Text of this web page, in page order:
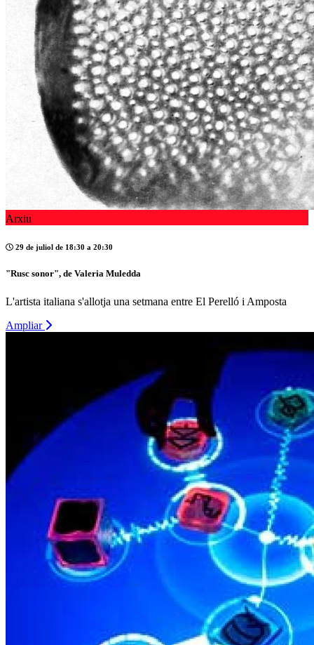
Arxiu
29 de juliol de 18:30 a 20:30
"Rusc sonor", de Valeria Muledda
L'artista italiana s'allotja una setmana entre El Perelló i Amposta
Ampliar